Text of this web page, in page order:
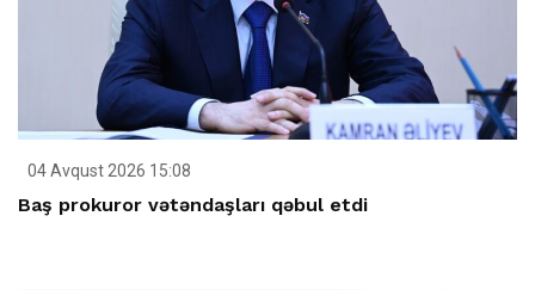
04 Avqust 2026 15:08
Baş prokuror vətəndaşları qəbul etdi